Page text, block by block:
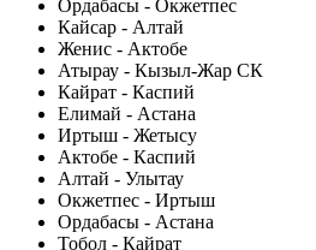
Ордабасы - Окжетпес
Кайсар - Алтай
Женис - Актобе
Атырау - Кызыл-Жар СК
Кайрат - Каспий
Елимай - Астана
Иртыш - Жетысу
Актобе - Каспий
Алтай - Улытау
Окжетпес - Иртыш
Ордабасы - Астана
Тобол - Кайрат